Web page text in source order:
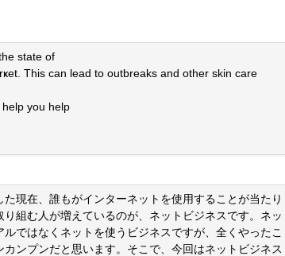
state of
This can lead to outbreaks and other skin care
you help
現在、誰もがインターネットを使用することが当たり
組む人が増えているのが、ネットビジネスです。ネッ
ルではなくネットを使うビジネスですが、全くやったこ
ンプンだと思います。そこで、今回はネットビジネス